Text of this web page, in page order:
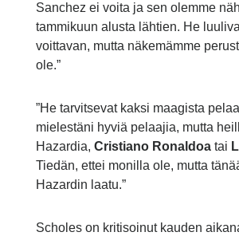
Sanchez ei voita ja sen olemme
tammikuun alusta lähtien. He
voittavan, mutta näkemämme
ole.”
”He tarvitsevat kaksi maagista
mielestäni hyviä pelaajia, mutta
Hazardia, Cristiano Ronaldoa tai
Tiedän, ettei monilla ole, mutta
Hazardin laatu.”
Scholes on kritisoinut kauden